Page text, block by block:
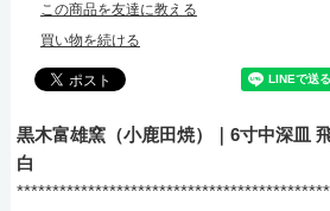
この商品を友達に教える
買い物を続ける
黒木富雄窯（小鹿田焼）｜6寸中深皿
白